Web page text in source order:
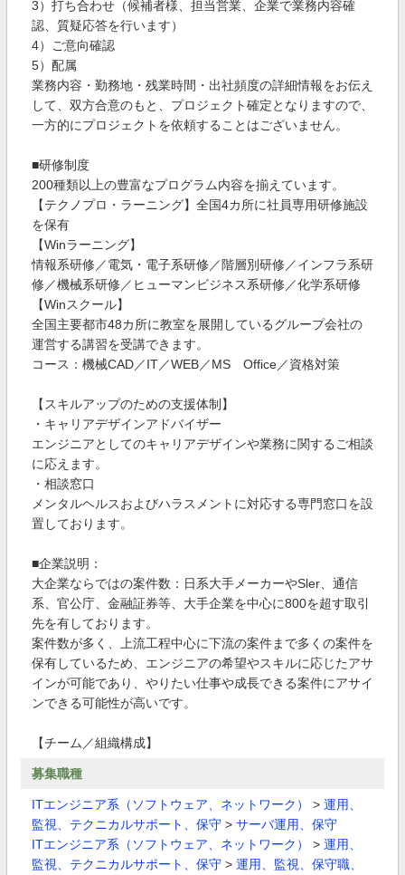
3）打ち合わせ（候補者様、担当営業、企業で業務内容確
認、質疑応答を行います）
4）ご意向確認
5）配属
業務内容・勤務地・残業時間・出社頻度の詳細情報をお伝え
して、双方合意のもと、プロジェクト確定となりますので、
一方的にプロジェクトを依頼することはございません。
■研修制度
200種類以上の豊富なプログラム内容を揃えています。
【テクノプロ・ラーニング】全国4カ所に社員専用研修施設
を保有
【Winラーニング】
情報系研修／電気・電子系研修／階層別研修／インフラ系研
修／機械系研修／ヒューマンビジネス系研修／化学系研修
【Winスクール】
全国主要都市48カ所に教室を展開しているグループ会社の
運営する講習を受講できます。
コース：機械CAD／IT／WEB／MS Office／資格対策
【スキルアップのための支援体制】
・キャリアデザインアドバイザー
エンジニアとしてのキャリアデザインや業務に関するご相談
に応えます。
・相談窓口
メンタルヘルスおよびハラスメントに対応する専門窓口を設
置しております。
■企業説明：
大企業ならではの案件数：日系大手メーカーやSler、通信
系、官公庁、金融証券等、大手企業を中心に800を超す取引
先を有しております。
案件数が多く、上流工程中心に下流の案件まで多くの案件を
保有しているため、エンジニアの希望やスキルに応じたアサ
インが可能であり、やりたい仕事や成長できる案件にアサイ
ンできる可能性が高いです。
【チーム／組織構成】
募集職種
ITエンジニア系（ソフトウェア、ネットワーク） > 運用、
監視、テクニカルサポート、保守 > サーバ運用、保守
ITエンジニア系（ソフトウェア、ネットワーク）
> 運用、
監視、テクニカルサポート、保守 > 運用、監視、保守職、